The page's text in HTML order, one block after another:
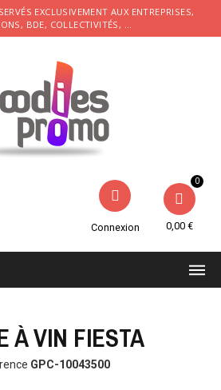
EXCLUSIVEMENT AUX ENTREPRISES,
BDE, COLLECTIVITÉS, ...
Connexion 0,00 €
À VIN FIESTA
GPC-10043500